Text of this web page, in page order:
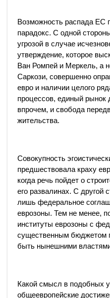
Возможность распада ЕС
парадокс. С одной
угрозой в случае
утверждение, которое
Ван Ромпей и Меркель, а
Саркози, совершенно
евро и наличии целого
процессов, единый рынок
впрочем, и свобода
жительства.
Совокупность
предшествовала краху
когда речь пойдет о
его развалинах. С другой
лишь федеральное
еврозоны. Тем не менее,
институты еврозоны с
существенным бюджетом
быть нынешними
Какой смысл в подобных
общеевропейские